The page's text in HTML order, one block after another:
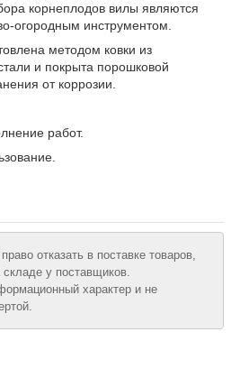
корнеплодов вилы являются
огородным инструментом.
методом ковки из
и покрыта порошковой
от коррозии.
работ.
отказать в поставке товаров,
складе у поставщиков.
характер и не